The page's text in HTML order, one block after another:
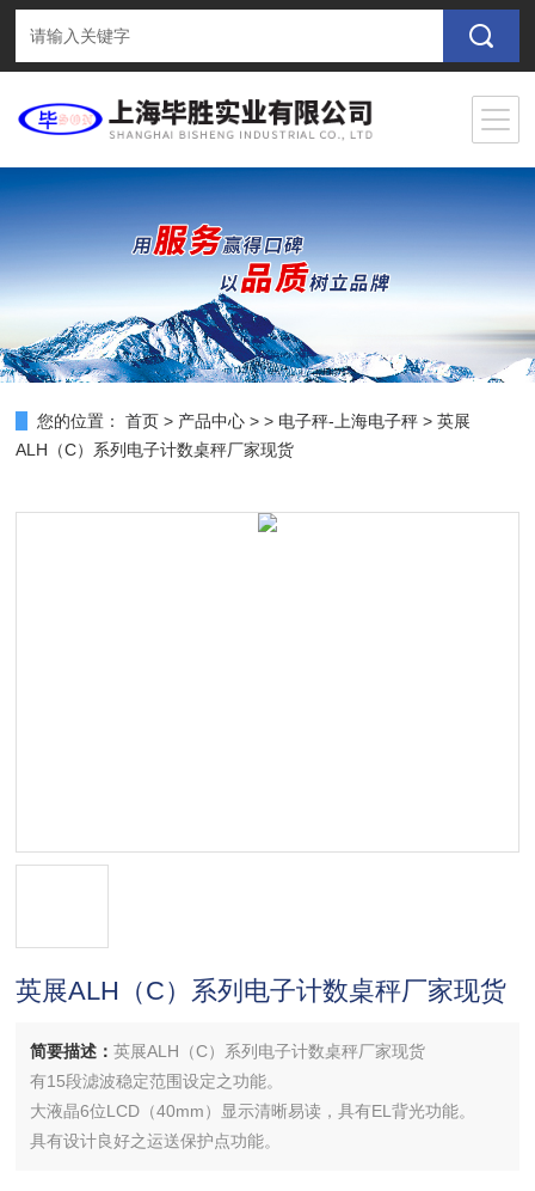
您的位置： 首页 > 产品中心 > > 电子秤-上海电子秤 > 英展
ALH（C）系列电子计数桌秤厂家现货
英展ALH（C）系列电子计数桌秤厂家现货
简要描述：英展ALH（C）系列电子计数桌秤厂家现货
有15段滤波稳定范围设定之功能。
大液晶6位LCD（40mm）显示清晰易读，具有EL背光功能。
具有设计良好之运送保护点功能。